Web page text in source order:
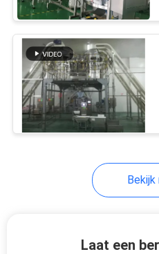
De
Weeg- enBekijk
Laat een